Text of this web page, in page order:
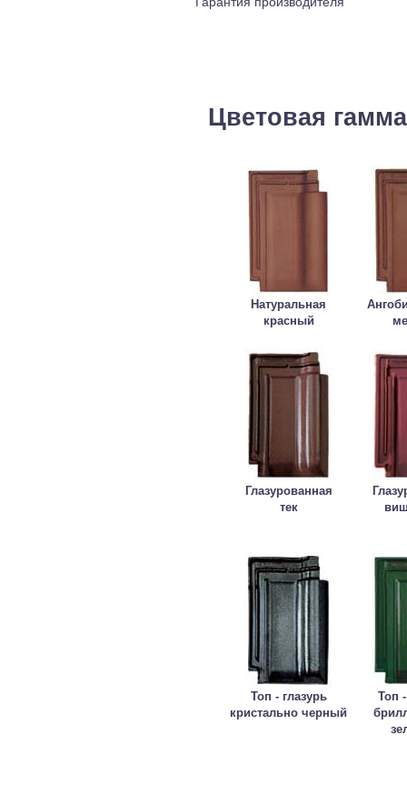
Цветовая гамма
Натуральная
красный
Глазурованная
тек
Топ - глазурь
кристально черный
Топ